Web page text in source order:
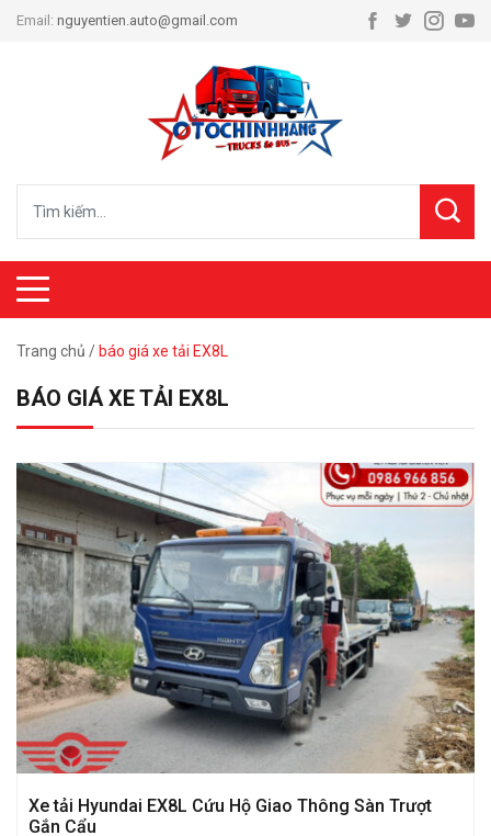
Email: nguyentien.auto@gmail.com
Trang chủ / báo giá xe tải EX8L
BÁO GIÁ XE TẢI EX8L
Xe tải Hyundai EX8L Cứu Hộ Giao Thông Sàn Trượt
Gắn Cẩu